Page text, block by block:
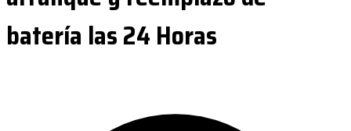
batería las 24 Horas